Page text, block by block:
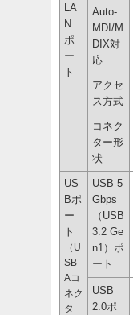
LA
N
ポ
ー
ト
Auto-
MDI/M
DIX対
応
アクセ
ス方式
コネク
ター形
状
US
Bポ
ー
ト
（U
SB-
Aコ
ネク
タ
USB 5
Gbps
（USB
3.2 Ge
n1）ポ
ート
USB
2.0ポ